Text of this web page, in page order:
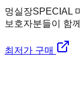
멍실장SPECIAL
보호자분들이 함
최저가 구매